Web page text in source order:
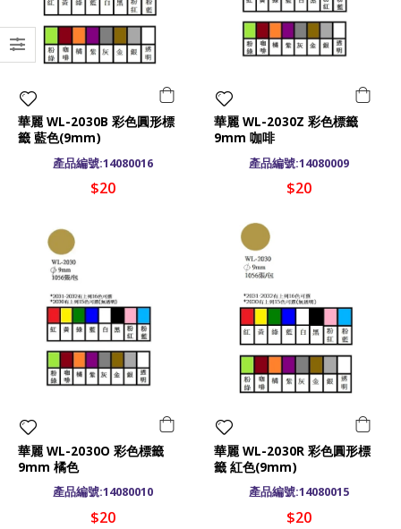
華麗 WL-2030B 彩色圓形標
籤 藍色(9mm)
產品編號:14080016
$20
華麗 WL-2030Z 彩色標籤
9mm 咖啡
產品編號:14080009
$20
華麗 WL-2030O 彩色標籤
9mm 橘色
產品編號:14080010
$20
華麗 WL-2030R 彩色圓形標
籤 紅色(9mm)
產品編號:14080015
$20